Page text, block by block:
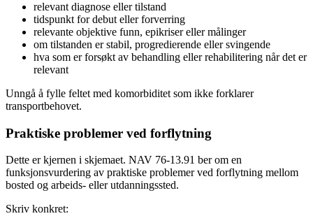
relevant diagnose eller tilstand
tidspunkt for debut eller forverring
relevante objektive funn, epikriser eller målinger
om tilstanden er stabil, progredierende eller svingende
hva som er forsøkt av behandling eller rehabilitering når det er
relevant
Unngå å fylle feltet med komorbiditet som ikke forklarer
transportbehovet.
Praktiske problemer ved forflytning
Dette er kjernen i skjemaet. NAV 76-13.91 ber om en
funksjonsvurdering av praktiske problemer ved forflytning mellom
bosted og arbeids- eller utdanningssted.
Skriv konkret: